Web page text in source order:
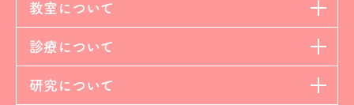
教室について
診療について
研究について